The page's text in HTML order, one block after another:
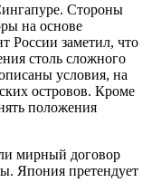
Стороны
на основе
России заметил, что
столь сложного
условия, на
островов. Кроме
положения
мирный договор
Япония претендует